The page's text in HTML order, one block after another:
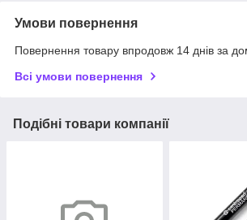
Умови повернення
Повернення товару впродовж 14 днів за
Всі умови повернення
Подібні товари компанії